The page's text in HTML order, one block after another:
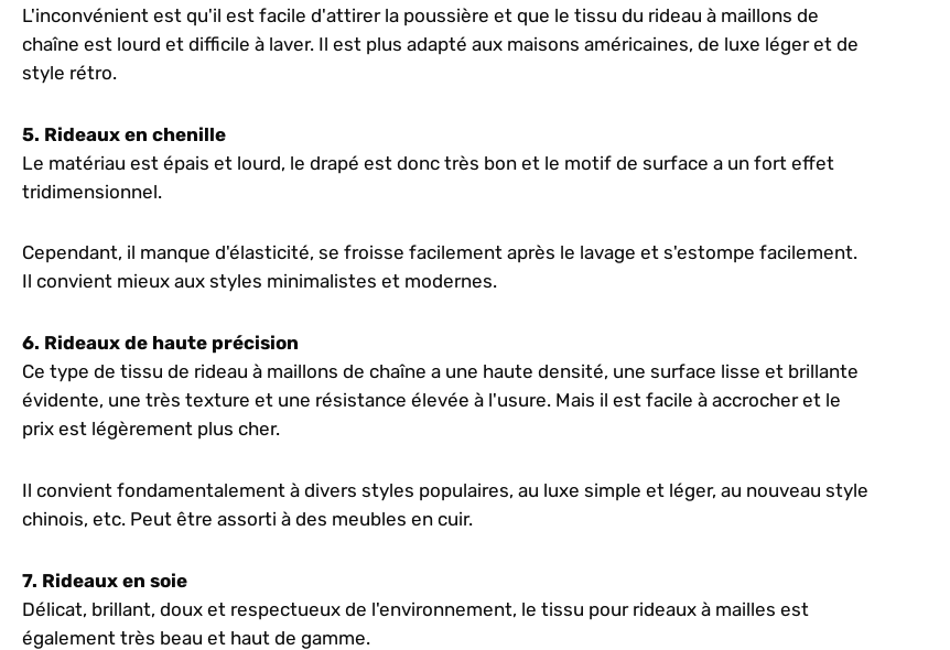
L'inconvénient est qu'il est facile d'attirer la poussière et que le tissu du rideau à maillons de
chaîne est lourd et difficile à laver. Il est plus adapté aux maisons américaines, de luxe léger et de
style rétro.
5. Rideaux en chenille
Le matériau est épais et lourd, le drapé est donc très bon et le motif de surface a un fort effet
tridimensionnel.
Cependant, il manque d'élasticité, se froisse facilement après le lavage et s'estompe facilement.
Il convient mieux aux styles minimalistes et modernes.
6. Rideaux de haute précision
Ce type de tissu de rideau à maillons de chaîne a une haute densité, une surface lisse et brillante
évidente, une très texture et une résistance élevée à l'usure. Mais il est facile à accrocher et le
prix est légèrement plus cher.
Il convient fondamentalement à divers styles populaires, au luxe simple et léger, au nouveau style
chinois, etc. Peut être assorti à des meubles en cuir.
7. Rideaux en soie
Délicat, brillant, doux et respectueux de l'environnement, le tissu pour rideaux à mailles est
également très beau et haut de gamme.